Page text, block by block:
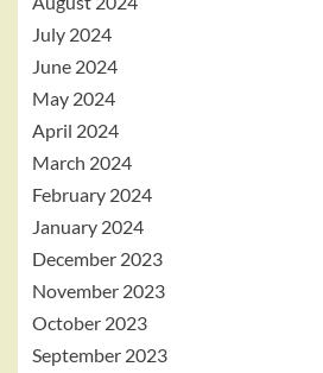
July 2024
June 2024
May 2024
April 2024
March 2024
February 2024
January 2024
December 2023
November 2023
October 2023
September 2023